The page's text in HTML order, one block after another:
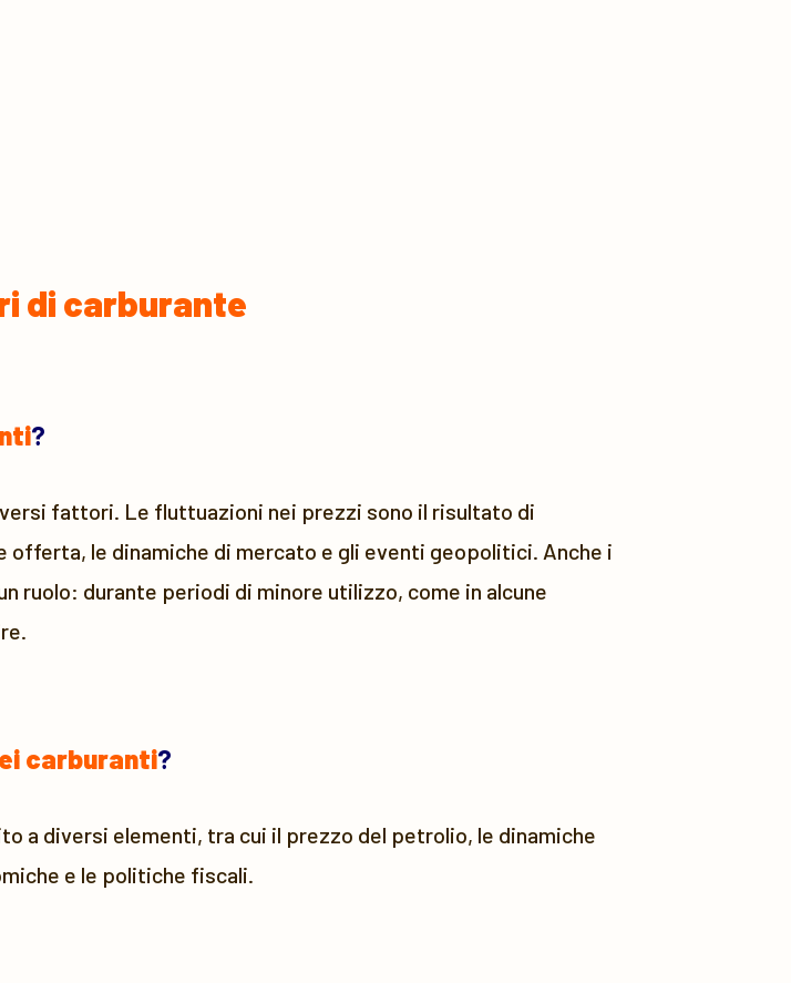
di carburante
?
fattori. Le fluttuazioni nei prezzi sono il risultato di
le dinamiche di mercato e gli eventi geopolitici. Anche i
ruolo: durante periodi di minore utilizzo, come in alcune
carburanti?
a diversi elementi, tra cui il prezzo del petrolio, le dinamiche
e le politiche fiscali.